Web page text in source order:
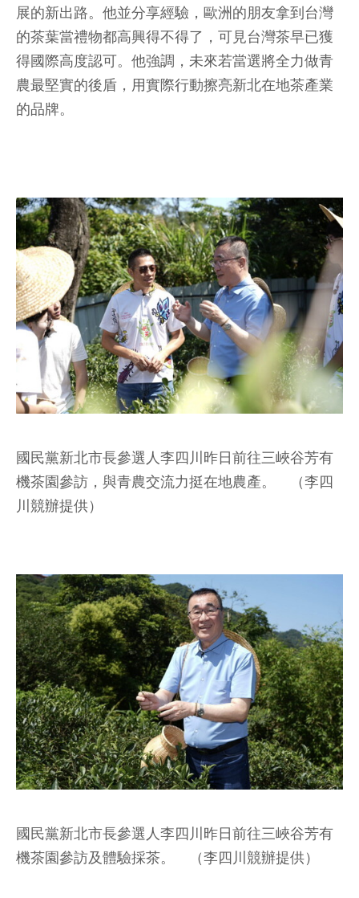
展的新出路。他並分享經驗，歐洲的朋友拿到台灣
的茶葉當禮物都高興得不得了，可見台灣茶早已獲
得國際高度認可。他強調，未來若當選將全力做青
農最堅實的後盾，用實際行動擦亮新北在地茶產業
的品牌。
國民黨新北市長參選人李四川昨日前往三峽谷芳有
機茶園參訪，與青農交流力挺在地農產。 （李四
川競辦提供）
國民黨新北市長參選人李四川昨日前往三峽谷芳有
機茶園參訪及體驗採茶。 （李四川競辦提供）